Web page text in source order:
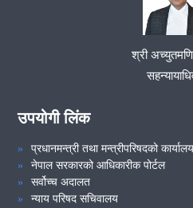
मिति 2080/02/31 गते कर्मचारीहरुको
श्री
उपयोगी लिंक
प्रधानमन्त्री तथा मन्त्रीपरिषदको कार्यालय
नेपाल सरकारको आधिकारीक पोर्टल
सर्वोच्च अदालत
न्याय परिषद सचिवालय